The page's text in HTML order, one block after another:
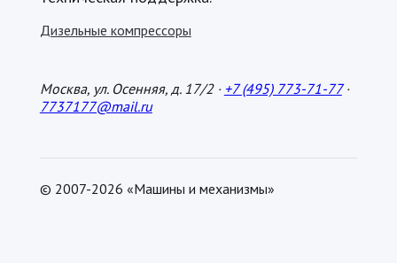
Дизельные компрессоры
Москва, ул. Осенняя, д. 17/2 · +7 (495) 773-71-77·
7737177@mail.ru
© 2007-2026 «Машины и механизмы»